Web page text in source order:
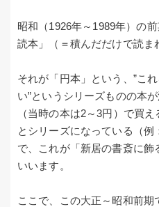
昭和（1926年～1989年）の
読本」（＝積んだだけで読ま
それが「円本」という、”こ
い”というシリーズものの本
（当時の本は2～3円）で買
とシリーズになっている（
で、これが「新居の書斎に飾
いいます。
ここで、この大正～昭和前